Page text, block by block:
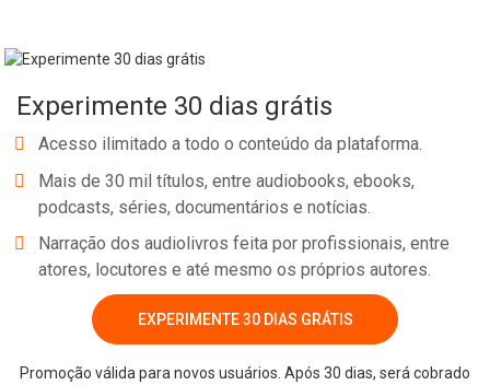
Experimente 30 dias grátis
Acesso ilimitado a todo o conteúdo da plataforma.
Mais de 30 mil títulos, entre audiobooks, ebooks,
podcasts, séries, documentários e notícias.
Narração dos audiolivros feita por profissionais, entre
atores, locutores e até mesmo os próprios autores.
EXPERIMENTE 30 DIAS GRÁTIS
Promoção válida para novos usuários. Após 30 dias, será cobrado